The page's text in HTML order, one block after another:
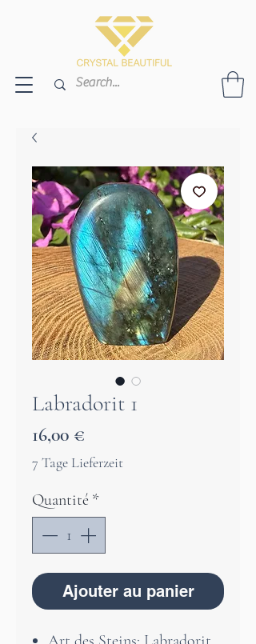
Labradorit 1
16,00 €
7 Tage Lieferzeit
Quantité *
Ajouter au panier